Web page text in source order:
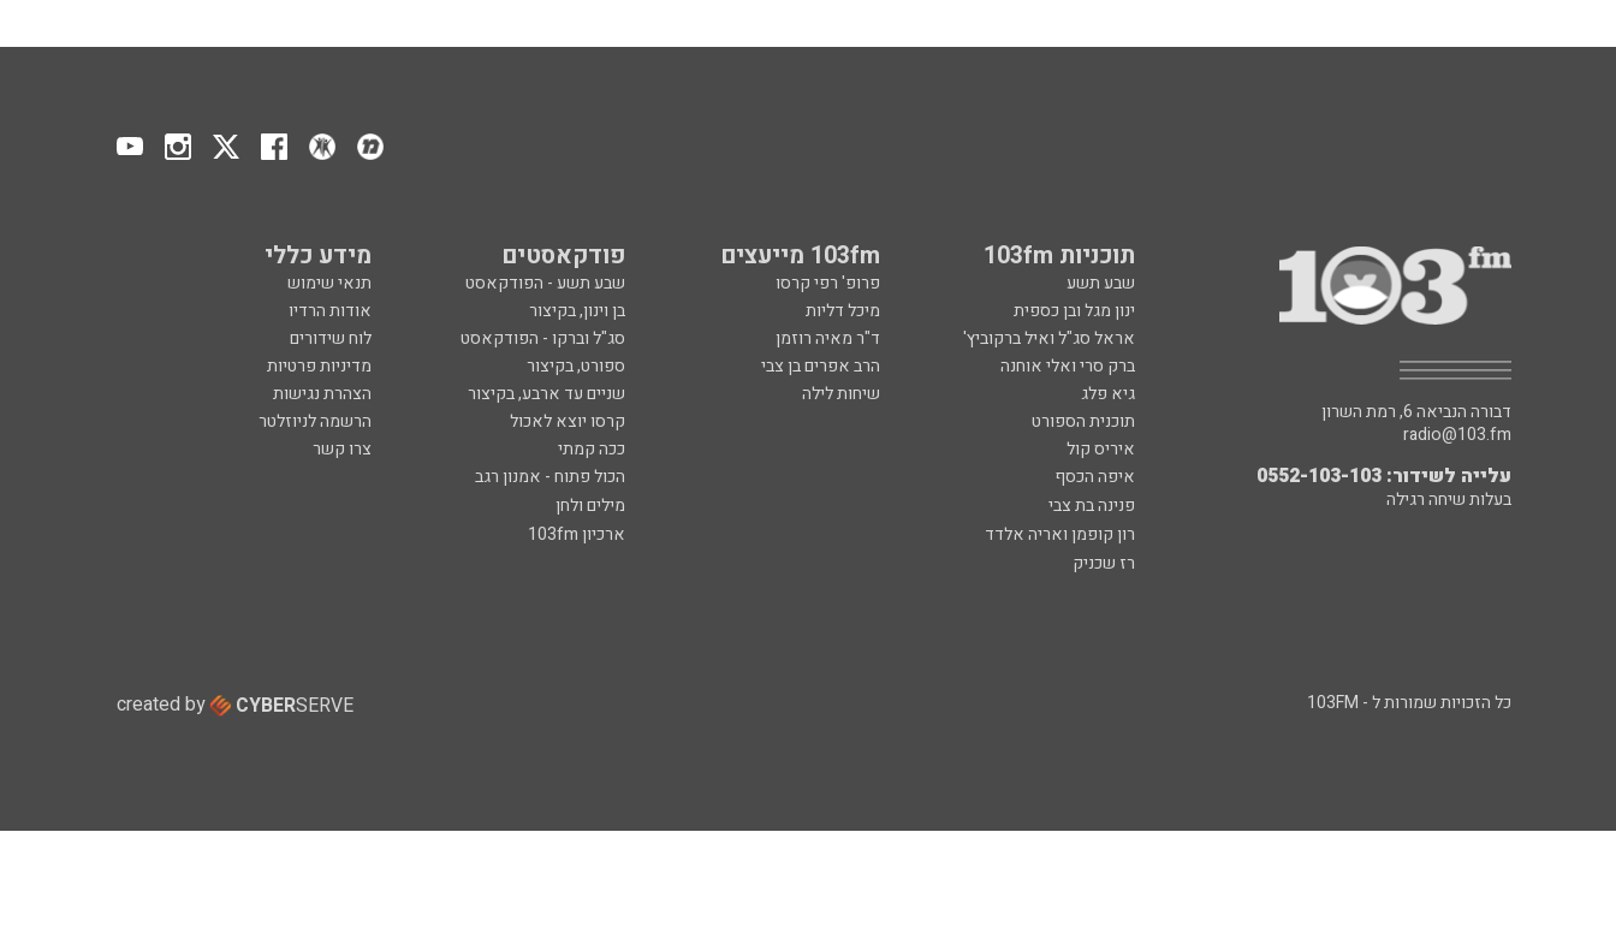
תוכניות 103fm 103fm מייעצים פודקאסטים מידע כללי
שבע תשע פרופ' רפי קרסו שבע תשע - הפודקאסט
תנאי שימוש
ינון מגל ובן כספית
מיכל דליות בן וינון, בקיצור
אודות הרדיו
אראל סג"ל ואיל ברקוביץ'
ד"ר מאיה רוזמן סג"ל וברקו - הפודקאסט
לוח שידורים
ברק סרי ואלי אוחנה
הרב אפרים בן צבי ספורט, בקיצור
מדיניות פרטיות
גיא פלג
שיחות לילה שניים עד ארבע, בקיצור
הצהרת נגישות
תוכנית הספורט
קרסו יוצא לאכול
הרשמה לניוזלטר
איריס קול
ככה קמתי
צרו קשר
איפה הכסף
הכול פתוח - אמנון רגב
פנינה בת צבי
מילים ולחן
רון קופמן ואריה אלדד
ארכיון 103fm
רז שכניק
דבורה הנביאה 6, רמת השרון
radio@103.fm
עלייה לשידור: 0552-103-103
בעלות שיחה רגילה
כל הזכויות שמורות ל - 103FM created by CYBERSERVE